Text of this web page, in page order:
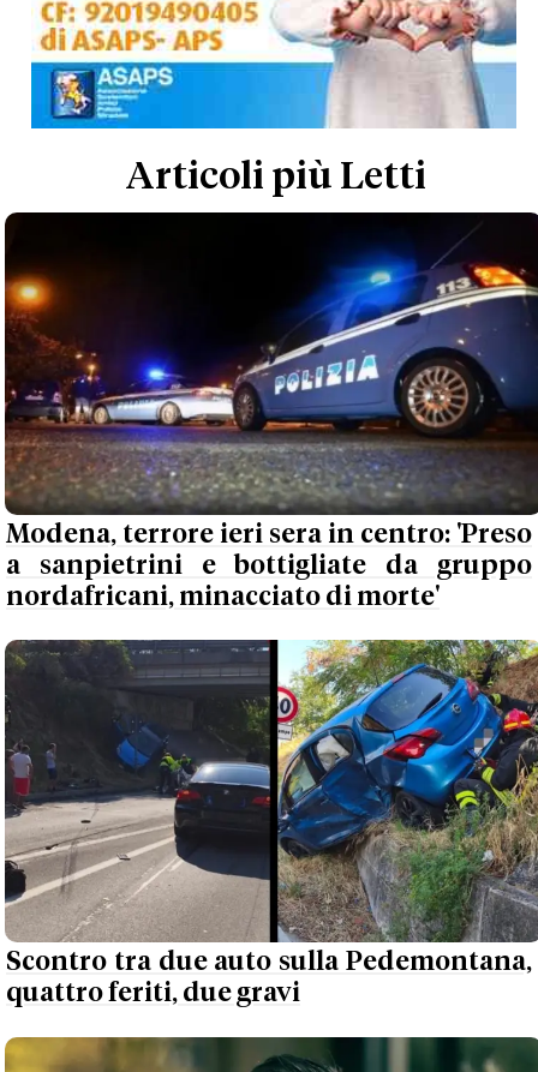
Articoli più Letti
Modena, terrore ieri sera in centro: 'Preso
a sanpietrini e bottigliate da gruppo
nordafricani, minacciato di morte'
Scontro tra due auto sulla Pedemontana,
quattro feriti, due gravi